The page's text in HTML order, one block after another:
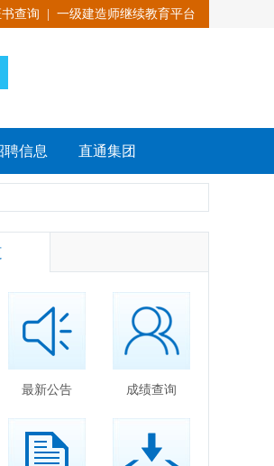
查询 一级建造师继续教育平台
聘信息 直通集团
最新公告 成绩查询